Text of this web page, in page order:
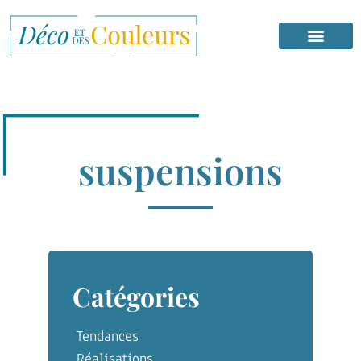
suspensions
Catégories
Tendances